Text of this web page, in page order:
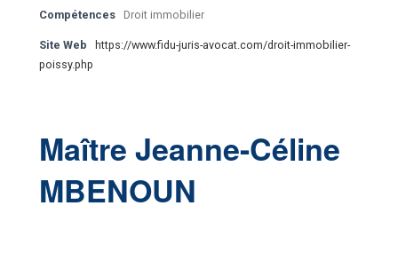
Compétences Droit immobilier
Site Web
https://www.fidu-juris-avocat.com/droit-immobilier-
poissy.php
Maître Jeanne-Céline
MBENOUN